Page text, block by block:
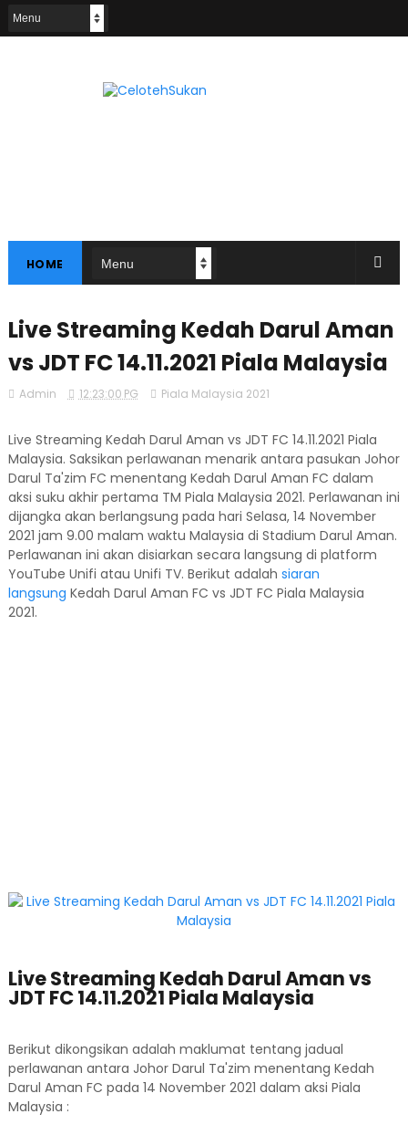
HOME
Live Streaming Kedah Darul Aman
vs JDT FC 14.11.2021 Piala Malaysia
Admin 12:23:00 PG Piala Malaysia 2021
Live Streaming Kedah Darul Aman vs JDT FC 14.11.2021 Piala
Malaysia. Saksikan perlawanan menarik antara pasukan Johor
Darul Ta'zim FC menentang Kedah Darul Aman FC dalam
aksi suku akhir pertama TM Piala Malaysia 2021. Perlawanan ini
dijangka akan berlangsung pada hari Selasa, 14 November
2021 jam 9.00 malam waktu Malaysia di Stadium Darul Aman.
Perlawanan ini akan disiarkan secara langsung di platform
YouTube Unifi atau Unifi TV. Berikut adalah siaran
langsung Kedah Darul Aman FC vs JDT FC Piala Malaysia
2021.
Live Streaming Kedah Darul Aman vs
JDT FC 14.11.2021 Piala Malaysia
Berikut dikongsikan adalah maklumat tentang jadual
perlawanan antara Johor Darul Ta'zim menentang Kedah
Darul Aman FC pada 14 November 2021 dalam aksi Piala
Malaysia :